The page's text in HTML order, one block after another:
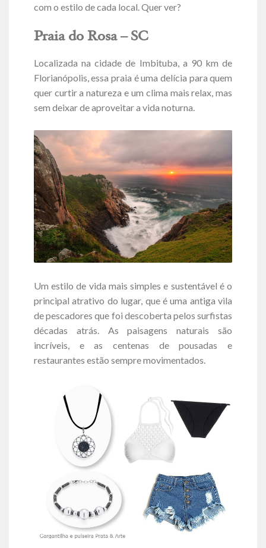
com o estilo de cada local. Quer ver?
Praia do Rosa – SC
Localizada na cidade de Imbituba, a 90 km de
Florianópolis, essa praia é uma delícia para quem
quer curtir a natureza e um clima mais relax, mas
sem deixar de aproveitar a vida noturna.
Um estilo de vida mais simples e sustentável é o
principal atrativo do lugar, que é uma antiga vila
de pescadores que foi descoberta pelos surfistas
décadas atrás. As paisagens naturais são
incríveis, e as centenas de pousadas e
restaurantes estão sempre movimentados.